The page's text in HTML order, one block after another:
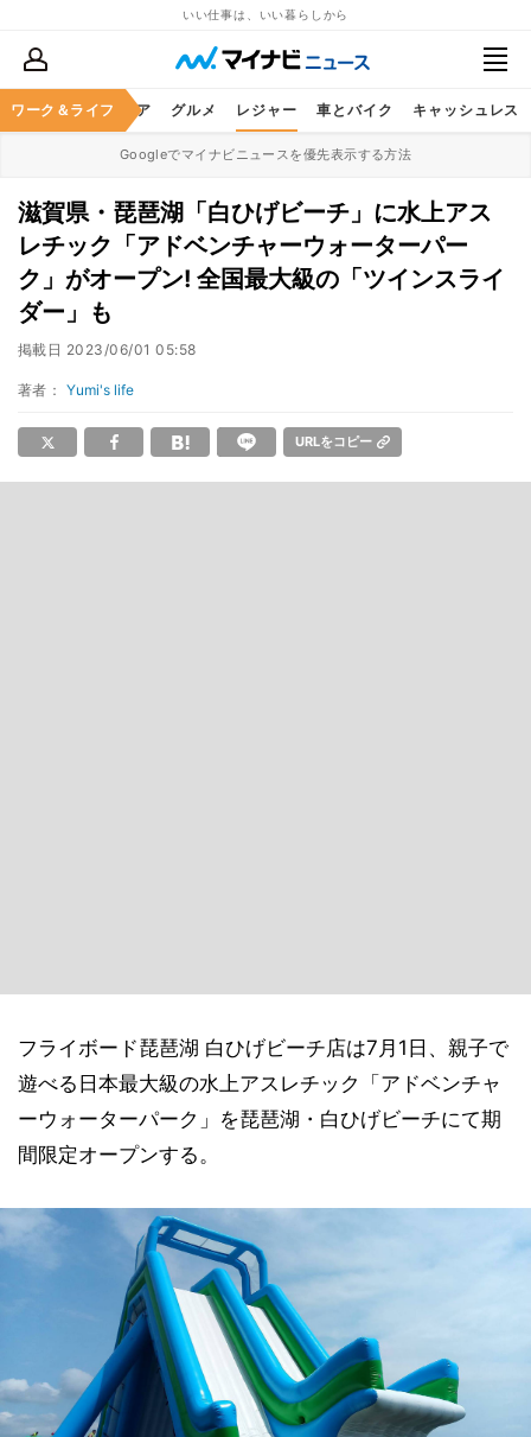
いい仕事は、いい暮らしから
ワーク＆ライフ
暮らし ヘルスケア グルメ レジャー 車とバイク キャッシュレス
Googleでマイナビニュースを優先表示する方法
滋賀県・琵琶湖「白ひげビーチ」に水上アス
レチック「アドベンチャーウォーターパー
ク」がオープン! 全国最大級の「ツインスライ
ダー」も
掲載日 2023/06/01 05:58
著者： Yumi's life
URLをコピー
フライボード琵琶湖 白ひげビーチ店は7月1日、親子で
遊べる日本最大級の水上アスレチック「アドベンチャ
ーウォーターパーク」を琵琶湖・白ひげビーチにて期
間限定オープンする。